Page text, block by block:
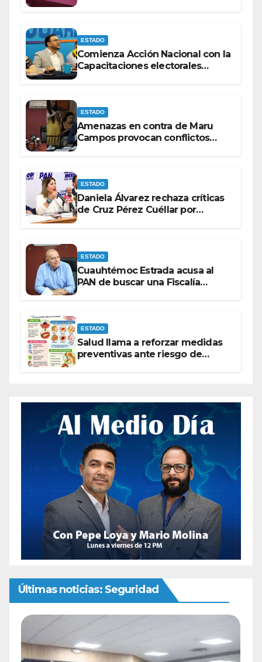
ESTADO
Comienza Acción Nacional con la
Capacitaciones electorales
ESTADO
Amenazas en contra de Maru
Campos provocan conflictos
ESTADO
Daniela Álvarez rechaza críticas
de Cruz Pérez Cuéllar por
ESTADO
Cuauhtémoc Estrada acusa al
PAN de buscar una Fiscalía
ESTADO
Salud llama a reforzar medidas
preventivas ante riesgo de
Últimas noticias: Seguridad